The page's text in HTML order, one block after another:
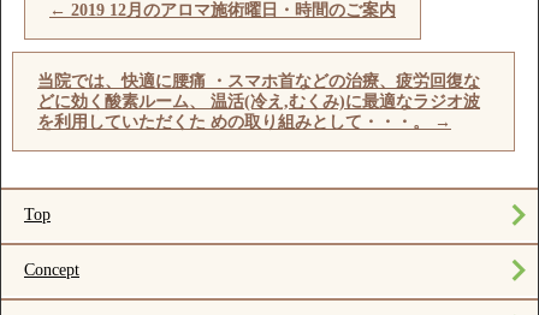
← 2019 12月のアロマ施術曜日・時間のご案内
当院では、快適に腰痛 ・スマホ首などの治療、疲労回復な
どに効く酸素ルーム、 温活(冷え,むくみ)に最適なラジオ波
を利用していただくた めの取り組みとして・・・。
→
Top
Concept